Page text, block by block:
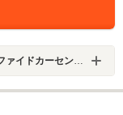
ドカーセンター